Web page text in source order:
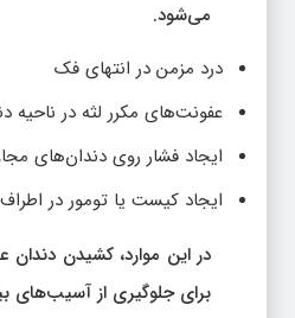
می‌شود.
درد مزمن در انتهای فک
عفونت‌های مکرر لثه در ناحیه
ایجاد فشار روی دندان‌های
ایجاد کیست یا تومور در
در این موارد، کشیدن دندان
برای جلوگیری از آسیب‌های